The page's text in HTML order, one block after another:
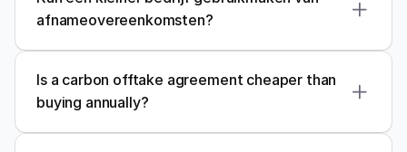
afnameovereenkomsten?
Is a carbon offtake agreement cheaper than
buying annually?